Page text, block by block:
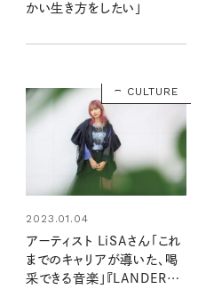
かい生き方をしたい」
CULTURE
2023.01.04
アーティスト LiSAさん「これ
までのキャリアが導いた、喝
采できる音楽」『LANDER』イ